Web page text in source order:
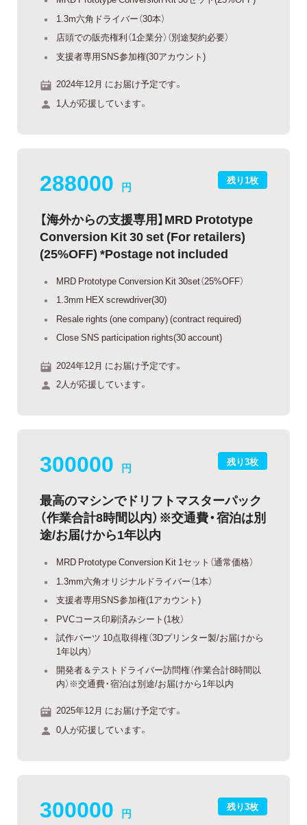
1.3m六角ドライバー（30本）
店頭での販売権利（1企業分）（別途契約必要）
支援者専用SNS参加権(30アカウント)
2024年12月 にお届け予定です。
1人が応援しています。
残り1枚
288000 円
【海外からの支援専用】MRD Prototype
Conversion Kit 30 set (For retailers)
(25%OFF) *Postage not included
MRD Prototype Conversion Kit 30set（25%OFF）
1.3mm HEX screwdriver(30)
Resale rights (one company) (contract required)
Close SNS participation rights(30 account)
2024年12月 にお届け予定です。
2人が応援しています。
残り3枚
300000 円
最高のマシンでドリフトマスターパック
（作業合計8時間以内）※交通費・宿泊は別
途/お届けから1年以内
MRD Prototype Conversion Kit 1セット（通常価格）
1.3mm六角オリジナルドライバー（1本）
支援者専用SNS参加権(1アカウント)
PVCコース印刷済みシート(1枚）
試作パーツ 10点取得権（3Dプリンター製/お届けから
1年以内）
開発者＆テストドライバー訪問権（作業合計8時間以
内）※交通費・宿泊は別途/お届けから1年以内
2025年12月 にお届け予定です。
0人が応援しています。
残り3枚
300000 円